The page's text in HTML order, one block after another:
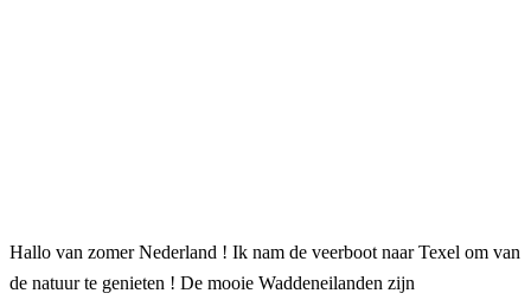
Hallo van zomer Nederland ! Ik nam de veerboot naar Texel om van
de natuur te genieten ! De mooie Waddeneilanden zijn